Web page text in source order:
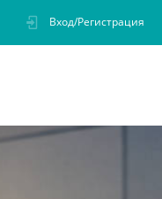
Вход/Регистрация